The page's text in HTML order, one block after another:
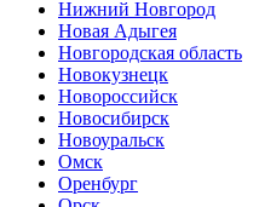
Нижний Новгород
Новая Адыгея
Новгородская область
Новокузнецк
Новороссийск
Новосибирск
Новоуральск
Омск
Оренбург